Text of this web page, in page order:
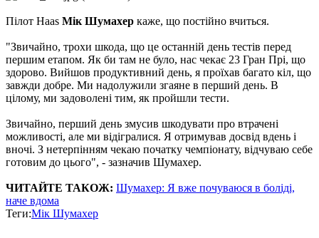
Пілот Haas Мік Шумахер каже, що постійно вчиться.
"Звичайно, трохи шкода, що це останній день тестів перед
першим етапом. Як би там не було, нас чекає 23 Гран Прі, що
здорово. Вийшов продуктивний день, я проїхав багато кіл, що
завжди добре. Ми надолужили згаяне в перший день. В
цілому, ми задоволені тим, як пройшли тести.
Звичайно, перший день змусив шкодувати про втрачені
можливості, але ми відігралися. Я отримував досвід вдень і
вночі. З нетерпінням чекаю початку чемпіонату, відчуваю себе
готовим до цього", - зазначив Шумахер.
ЧИТАЙТЕ ТАКОЖ: Шумахер: Я вже почуваюся в боліді,
наче вдома
Теги:Мік Шумахер